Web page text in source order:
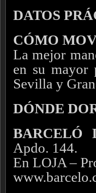
DATOS
CÓMO
La mejor
en su mayor
Sevilla y
DÓNDE
BARCELÓ
Apdo. 144.
En LOJA –